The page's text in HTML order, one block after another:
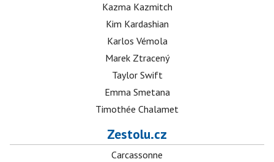
Kazma Kazmitch
Kim Kardashian
Karlos Vémola
Marek Ztracený
Taylor Swift
Emma Smetana
Timothée Chalamet
Zestolu.cz
Carcassonne